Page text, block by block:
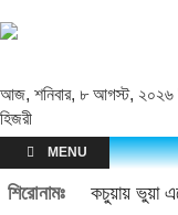
আজ, শনিবার, ৮ আগস্ট, ২০২৬
হিজরী
MENU
শিরোনামঃ কচুয়ায় ভুয়া